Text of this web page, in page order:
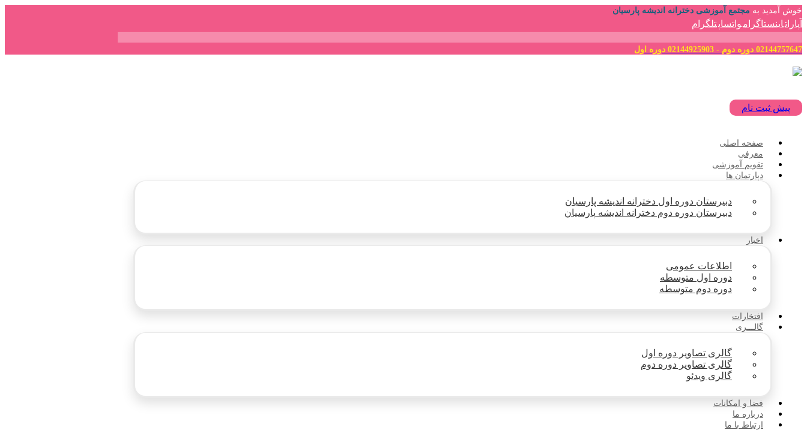
خوش آمدید به مجتمع آموزشی دخترانه اندیشه پارسیان
آپاراتاینستاگرامواتساپتلگرام
02144757647 دوره دوم - 02144925903 دوره اول
پیش ثبت نام
صفحه اصلی
معرفی
تقویم آموزشی
دپارتمان ها
دبیرستان دوره اول دخترانه اندیشه پارسیان
دبیرستان دوره دوم دخترانه اندیشه پارسیان
اخبار
اطلاعات عمومی
دوره اول متوسطه
دوره دوم متوسطه
افتخارات
گالـــری
گالری تصاویر دوره اول
گالری تصاویر دوره دوم
گالری ویدئو
فضا و امکانات
درباره ما
ارتباط با ما